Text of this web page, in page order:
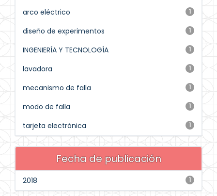
1
arco eléctrico
1
diseño de experimentos
1
INGENIERÍA Y TECNOLOGÍA
1
lavadora
1
mecanismo de falla
1
modo de falla
1
tarjeta electrónica
Fecha de publicación
1
2018